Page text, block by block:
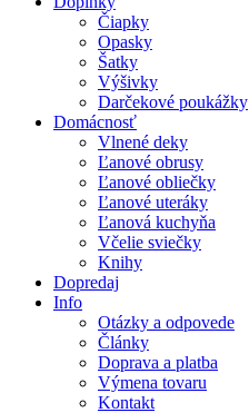
Čiapky
Opasky
Šatky
Výšivky
Darčekové poukážky
Domácnosť
Vlnené deky
Ľanové obrusy
Ľanové obliečky
Ľanové uteráky
Ľanová kuchyňa
Včelie sviečky
Knihy
Dopredaj
Info
Otázky a odpovede
Články
Doprava a platba
Výmena tovaru
Kontakt